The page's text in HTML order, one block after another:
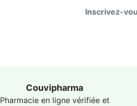
Inscrivez-
Couvipharma
Pharmacie en ligne vérifiée et